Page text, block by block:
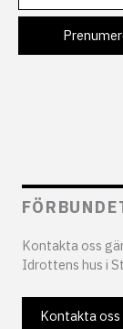
Kontakta oss
Idrottens hus i
Kontakta oss